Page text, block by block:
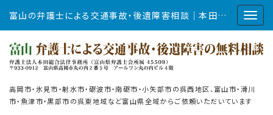
富山の弁護士による交通事故・後遺障害相談｜本田総合法律事務所
高岡市・氷見市・射水市・砺波市・南砺市・小矢部市の呉西地区、富山市・滑川
市・魚津市・黒部市の呉東地域など富山県全域からご依頼いただいています